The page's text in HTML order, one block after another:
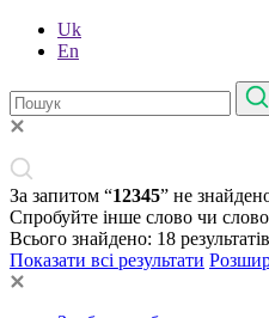
Uk
En
За запитом “12345” не
Спробуйте інше слово чи
Всього знайдено: 18 результатів
Показати всі результати